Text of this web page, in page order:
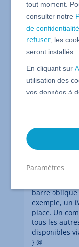
Dans cet
éditer les
La commande
permet
Avec la
C:\Test.txt
L'édition
barre oblique
exemple, un
place. Un
tous les
disponibles
} @
tout moment.
consulter notre
de confidentialité
refuser , les
seront installés.
En cliquant sur
utilisation des
vos données à
Paramètres